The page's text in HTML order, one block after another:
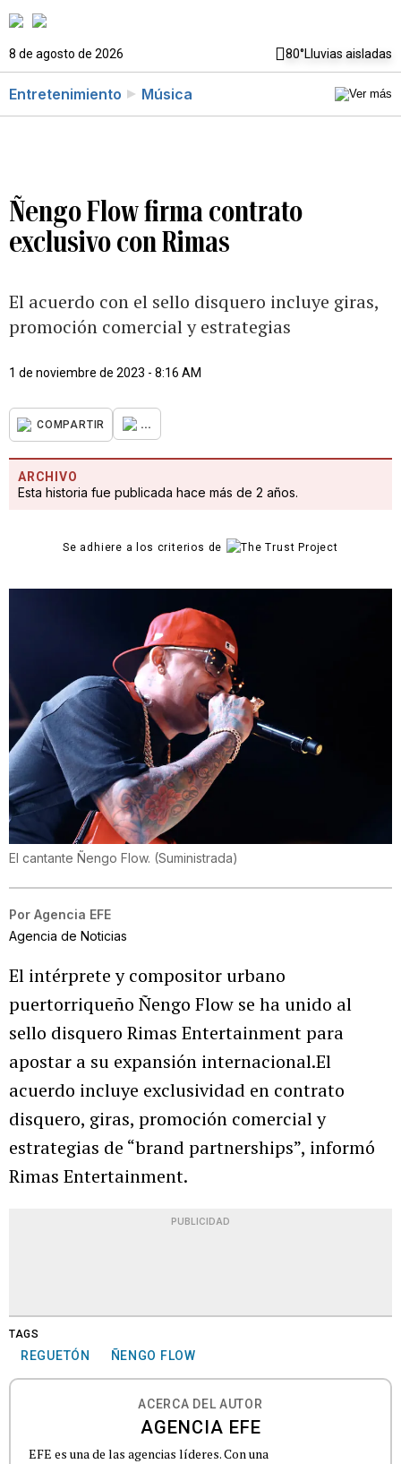
8 de agosto de 2026 80°Lluvias aisladas
Entretenimiento Música
Ñengo Flow firma contrato
exclusivo con Rimas
El acuerdo con el sello disquero incluye giras,
promoción comercial y estrategias
1 de noviembre de 2023 - 8:16 AM
COMPARTIR ...
ARCHIVO
Esta historia fue publicada hace más de 2 años.
Se adhiere a los criterios de
El cantante Ñengo Flow. (Suministrada)
Por Agencia EFE
Agencia de Noticias
El intérprete y compositor urbano
puertorriqueño Ñengo Flow se ha unido al
sello disquero Rimas Entertainment para
apostar a su expansión internacional.El
acuerdo incluye exclusividad en contrato
disquero, giras, promoción comercial y
estrategias de “brand partnerships”, informó
Rimas Entertainment.
PUBLICIDAD
TAGS
REGUETÓN ÑENGO FLOW
ACERCA DEL AUTOR
AGENCIA EFE
EFE es una de las agencias líderes. Con una